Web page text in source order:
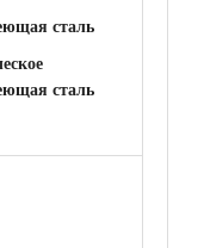
сталь
сталь